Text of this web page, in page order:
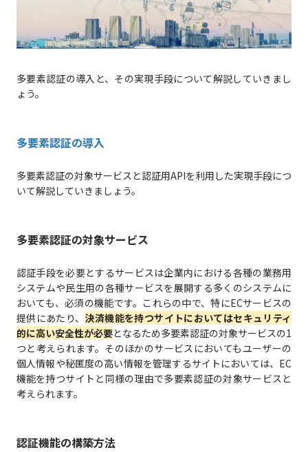
多要素認証の導入と、その実現手段について解説していきまし
ょう。
多要素認証の導入
多要素認証の対象サービスと認証用APIを利用した実現手段につ
いて解説していきましょう。
多要素認証の対象サービス
認証手段を必要とするサービスは企業内における各種の業務用
システムや民生用の各種サービスを展開する多くのシステムに
おいても、必須の機能です。これらの中で、特にECサービスの
提供にあたり、 決済機能を持つサイトにおいてはセキュリティ
的に高い安全性が必要となるため多要素認証の対象サービスの1
つと考えられます。そのほかのサービスにおいてもユーザーの
個人情報や秘匿度の高い情報を管理するサイトにおいては、EC
機能を持つサイトと同様の理由で多要素認証の対象サービスと
考えられます。
認証機能の構築方法